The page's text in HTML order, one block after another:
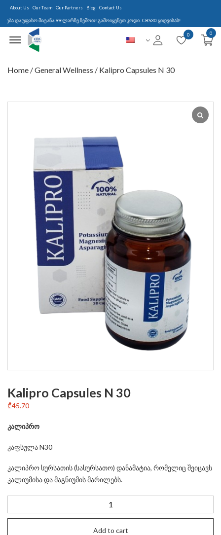
About Us Our Team Our Partners Blog Contact Us
მიტანა 99 ლარზე ზემოთ! გამოიყენეთ კოდი: CBS30 ყიდვისას!
Menu Open 0 0
Home /General Wellness / Kalipro Capsules N 30
Kalipro Capsules N 30
₾45.70
კალიპრო
კაფსულა N30
კალიპრო სურსათის (სასურსათო) დანამატია, რომელიც შეიცავს
კალიუმისა და მაგნიუმის მარილებს.
Capsules
Add to cart